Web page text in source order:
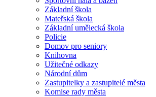
Základní škola
Mateřská škola
Základní umělecká škola
Policie
Domov pro seniory
Knihovna
Užitečné odkazy
Národní dům
Zastupitelky a zastupitelé města
Komise rady města